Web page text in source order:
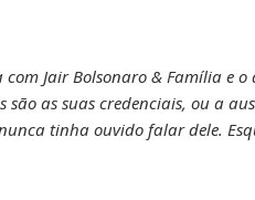
Jair Bolsonaro & Família e o
são as suas credenciais, ou a
tinha ouvido falar dele.